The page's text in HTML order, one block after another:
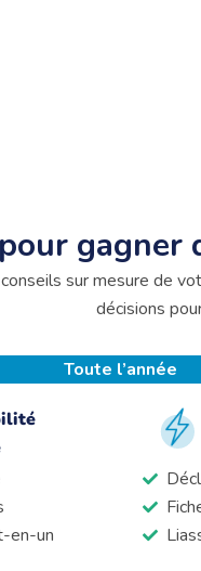
sur mesure de
décisions
Toute l’année
en-un